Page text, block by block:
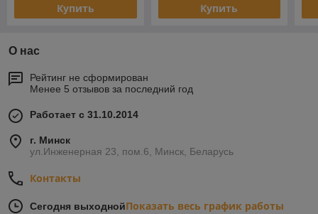
Купить Купить
О нас
Рейтинг не сформирован
Менее 5 отзывов за последний год
Работает с 31.10.2014
г. Минск
ул.Инженерная 23, пом.6, Минск, Беларусь
Контакты
Сегодня выходнойПоказать весь график работы